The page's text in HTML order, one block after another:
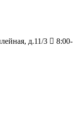
д.11/3
8:00-